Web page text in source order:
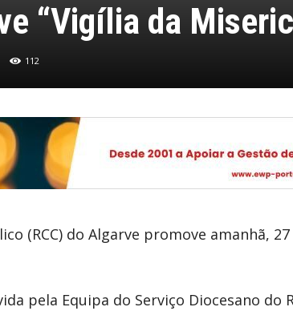
“Vigília da
112
(RCC) do Algarve promove amanhã,
pela Equipa do Serviço Diocesano do